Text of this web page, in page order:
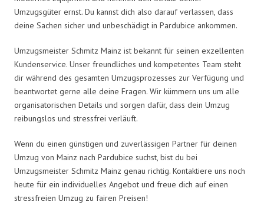
Umzugsgüter ernst. Du kannst dich also darauf verlassen, dass
deine Sachen sicher und unbeschädigt in Pardubice ankommen.
Umzugsmeister Schmitz Mainz ist bekannt für seinen exzellenten
Kundenservice. Unser freundliches und kompetentes Team steht
dir während des gesamten Umzugsprozesses zur Verfügung und
beantwortet gerne alle deine Fragen. Wir kümmern uns um alle
organisatorischen Details und sorgen dafür, dass dein Umzug
reibungslos und stressfrei verläuft.
Wenn du einen günstigen und zuverlässigen Partner für deinen
Umzug von Mainz nach Pardubice suchst, bist du bei
Umzugsmeister Schmitz Mainz genau richtig. Kontaktiere uns noch
heute für ein individuelles Angebot und freue dich auf einen
stressfreien Umzug zu fairen Preisen!